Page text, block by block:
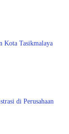
Kota Tasikmalaya
di Perusahaan